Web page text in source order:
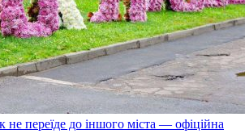
не переїде до іншого міста — офіційна